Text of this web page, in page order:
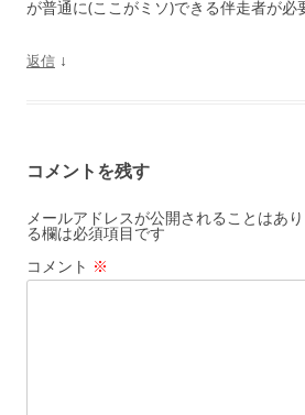
が普通に(ここがミソ)できる伴走者が必
返信 ↓
コメントを残す
メールアドレスが公開されることはあり
る欄は必須項目です
コメント ※